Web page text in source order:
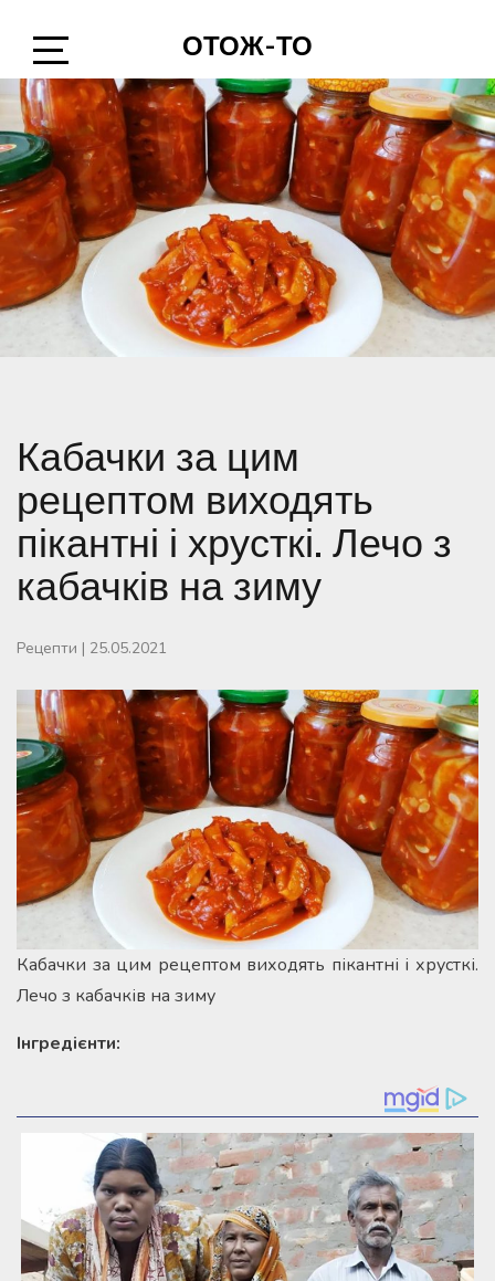
content
Open
Sidebar
ОТОЖ-ТО
Кабачки за цим
рецептом виходять
пікантні і хрусткі. Лечо з
кабачків на зиму
Рецепти | 25.05.2021
Кабачки за цим рецептом виходять пікантні і хрусткі.
Лечо з кабачків на зиму
Інгредієнти: